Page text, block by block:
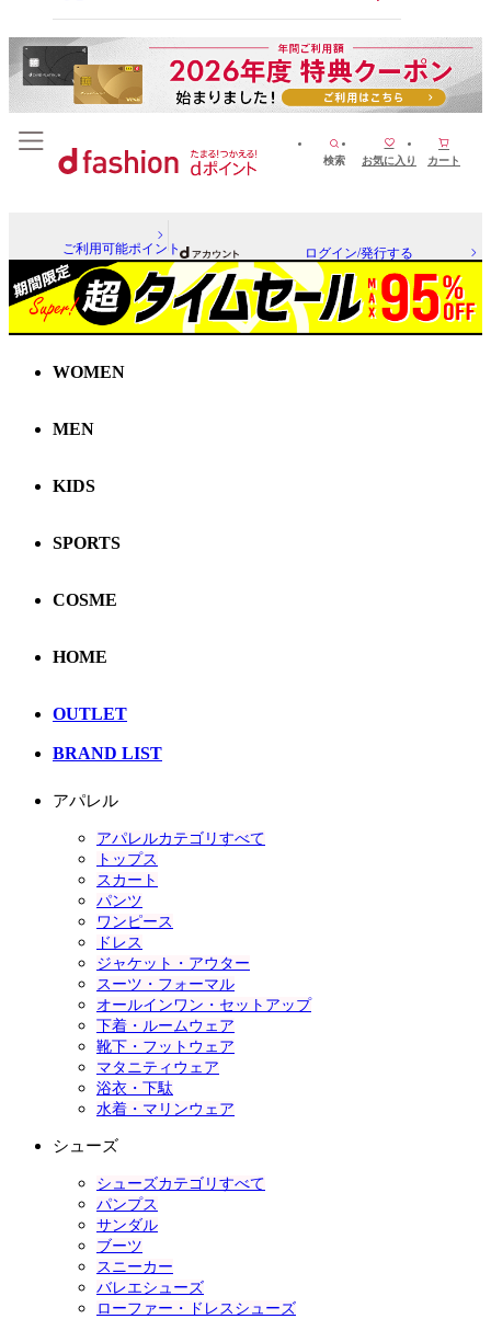
検索 お気に入り カート
ご利用可能ポイント ログイン/発行する
WOMEN
MEN
KIDS
SPORTS
COSME
HOME
OUTLET
BRAND LIST
アパレル
アパレルカテゴリすべて
トップス
スカート
パンツ
ワンピース
ドレス
ジャケット・アウター
スーツ・フォーマル
オールインワン・セットアップ
下着・ルームウェア
靴下・フットウェア
マタニティウェア
浴衣・下駄
水着・マリンウェア
シューズ
シューズカテゴリすべて
パンプス
サンダル
ブーツ
スニーカー
バレエシューズ
ローファー・ドレスシューズ